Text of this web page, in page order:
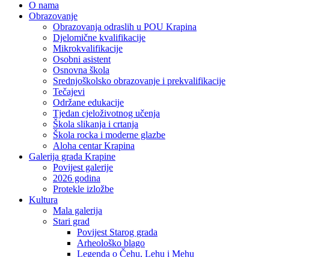
O nama
Obrazovanje
Obrazovanja odraslih u POU Krapina
Djelomične kvalifikacije
Mikrokvalifikacije
Osobni asistent
Osnovna škola
Srednjoškolsko obrazovanje i prekvalifikacije
Tečajevi
Održane edukacije
Tjedan cjeloživotnog učenja
Škola slikanja i crtanja
Škola rocka i moderne glazbe
Aloha centar Krapina
Galerija grada Krapine
Povijest galerije
2026 godina
Protekle izložbe
Kultura
Mala galerija
Stari grad
Povijest Starog grada
Arheološko blago
Legenda o Čehu, Lehu i Mehu